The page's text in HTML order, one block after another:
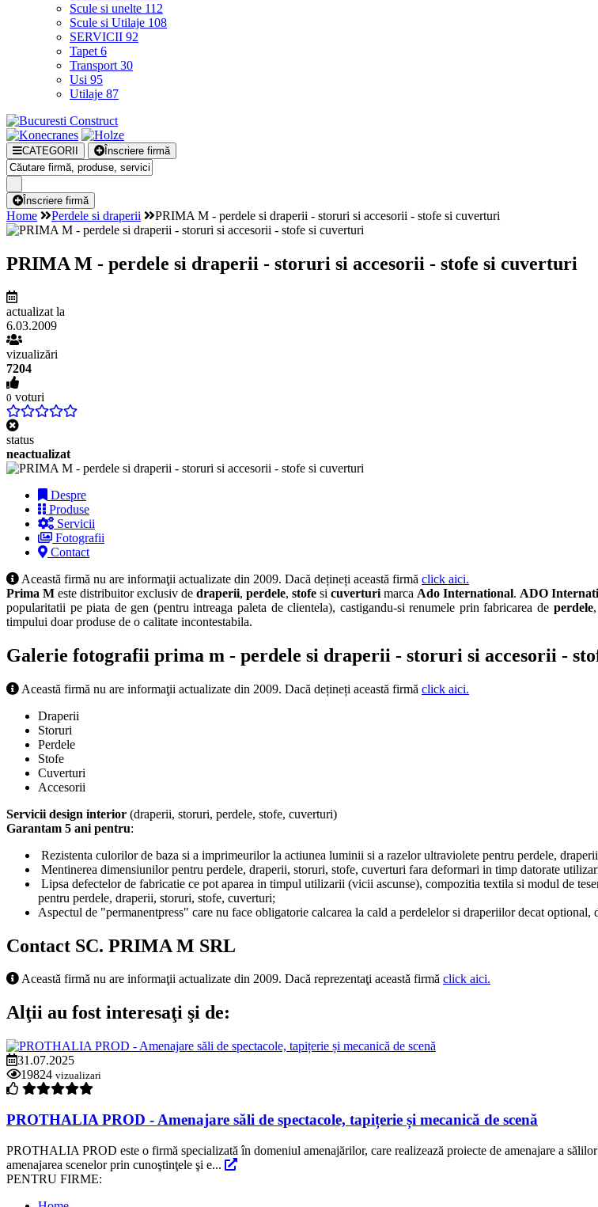
Scule si unelte 112
Scule si Utilaje 108
SERVICII 92
Tapet 6
Transport 30
Usi 95
Utilaje 87
CATEGORII Înscriere firmă
Înscriere firmă
Home Perdele si draperii PRIMA M - perdele si draperii - storuri si accesorii - stofe si cuverturi
PRIMA M - perdele si draperii - storuri si accesorii - stofe si cuverturi
actualizat la
6.03.2009
vizualizări
7204
0 voturi
status
neactualizat
Despre
Produse
Servicii
Fotografii
Contact
Această firmă nu are informaţii actualizate din 2009. Dacă dețineți această firmă click aici.
Prima M este distribuitor exclusiv de draperii, perdele, stofe si cuverturi marca Ado International. ADO
popularitatii pe piata de gen (pentru intreaga paleta de clientela), castigandu-si renumele prin fabricarea de perdele
timpului doar produse de o calitate incontestabila.
Galerie fotografii prima m - perdele si draperii - storuri si accesorii -
Această firmă nu are informaţii actualizate din 2009. Dacă dețineți această firmă click aici.
Draperii
Storuri
Perdele
Stofe
Cuverturi
Accesorii
Servicii design interior (draperii, storuri, perdele, stofe, cuverturi)
Garantam 5 ani pentru:
Rezistenta culorilor de baza si a imprimeurilor la actiunea luminii si a razelor ultraviolete pentru perdele,
Mentinerea dimensiunilor pentru perdele, draperii, storuri, stofe, cuverturi fara deformari in timp datorate
Lipsa defectelor de fabricatie ce pot aparea in timpul utilizarii (vicii ascunse), compozitia textila si modul de
pentru perdele, draperii, storuri, stofe, cuverturi;
Aspectul de "permanentpress" care nu face obligatorie calcarea la cald a perdelelor si draperiilor decat optional,
Contact SC. PRIMA M SRL
Această firmă nu are informaţii actualizate din 2009. Dacă reprezentaţi această firmă click aici.
Alţii au fost interesaţi şi de:
31.07.2025
19824 vizualizari
PROTHALIA PROD - Amenajare săli de spectacole, tapițerie și mecanică de scenă
PROTHALIA PROD este o firmă specializată în domeniul amenajărilor, care realizează proiecte de amenajare a
amenajarea scenelor prin cunoştinţele şi e...
PENTRU FIRME: